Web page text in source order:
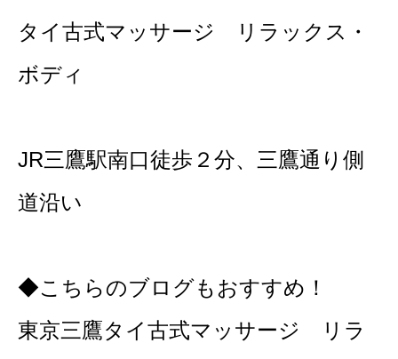
タイ古式マッサージ リラックス・
ボディ
JR三鷹駅南口徒歩２分、三鷹通り側
道沿い
◆こちらのブログもおすすめ！
東京三鷹タイ古式マッサージ リラ